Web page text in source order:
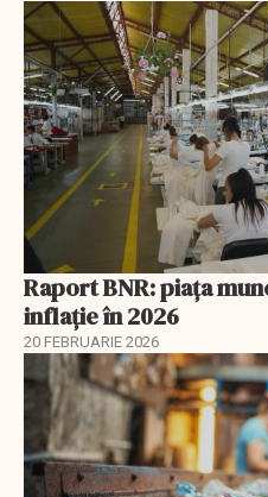
Raport BNR: piața
inflație în 2026
20 FEBRUARIE 2026